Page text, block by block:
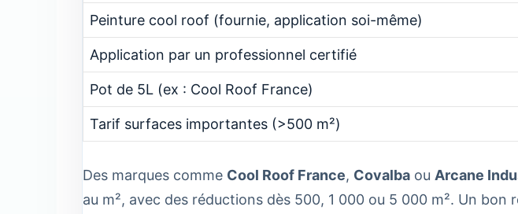
Peinture cool roof (fournie, application soi-même)
Application par un professionnel certifié
Pot de 5L (ex : Cool Roof France)
Tarif surfaces importantes (>500 m²)
Des marques comme Cool Roof France, Covalba ou Arcane
au m², avec des réductions dès 500, 1 000 ou 5 000 m². Un